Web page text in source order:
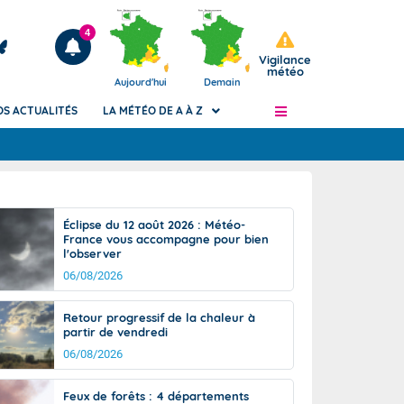
Articles
4
Aujourd'hui Demain
Vigilance
météo
de
Phénomènes dangereux de J+2 à J+7
Avertissement pluies intenses à l'échelle
des communes (Apic)
Bulletins Marine
Bulletins d'estimation du risque
d'avalanche
Météo des forêts
Vigicrues
ACTUALITÉS LA MÉTÉO DE A À Z
Éclipse du 12 août 2026 : Météo-
France vous accompagne pour bien
l'observer
06/08/2026
Retour progressif de la chaleur à
partir de vendredi
06/08/2026
Feux de forêts : 4 départements